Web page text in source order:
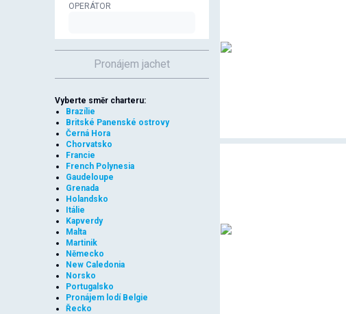
OPERÁTOR
Pronájem jachet
Vyberte směr charteru:
Brazílie
Britské Panenské ostrovy
Černá Hora
Chorvatsko
Francie
French Polynesia
Gaudeloupe
Grenada
Holandsko
Itálie
Kapverdy
Malta
Martinik
Německo
New Caledonia
Norsko
Portugalsko
Pronájem lodí Belgie
Řecko